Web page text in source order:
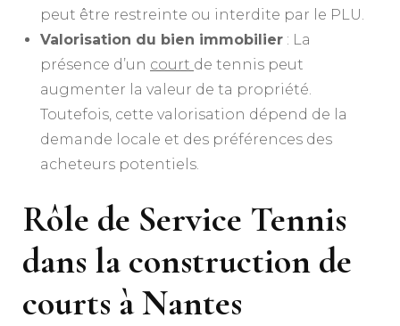
peut être restreinte ou interdite par le PLU.
Valorisation du bien immobilier : La
présence d’un court de tennis peut
augmenter la valeur de ta propriété.
Toutefois, cette valorisation dépend de la
demande locale et des préférences des
acheteurs potentiels.
Rôle de Service Tennis
dans la construction de
courts à Nantes